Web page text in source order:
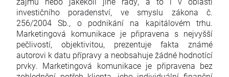
investičního poradenství, ve smyslu zákona č.
256/2004 Sb., o podnikání na kapitálovém trhu.
Marketingová komunikace je připravena s nejvyšší
pečlivostí, objektivitou, prezentuje fakta známé
autorovi k datu přípravy a neobsahuje žádné hodnotící
prvky. Marketingová komunikace je připravena bez